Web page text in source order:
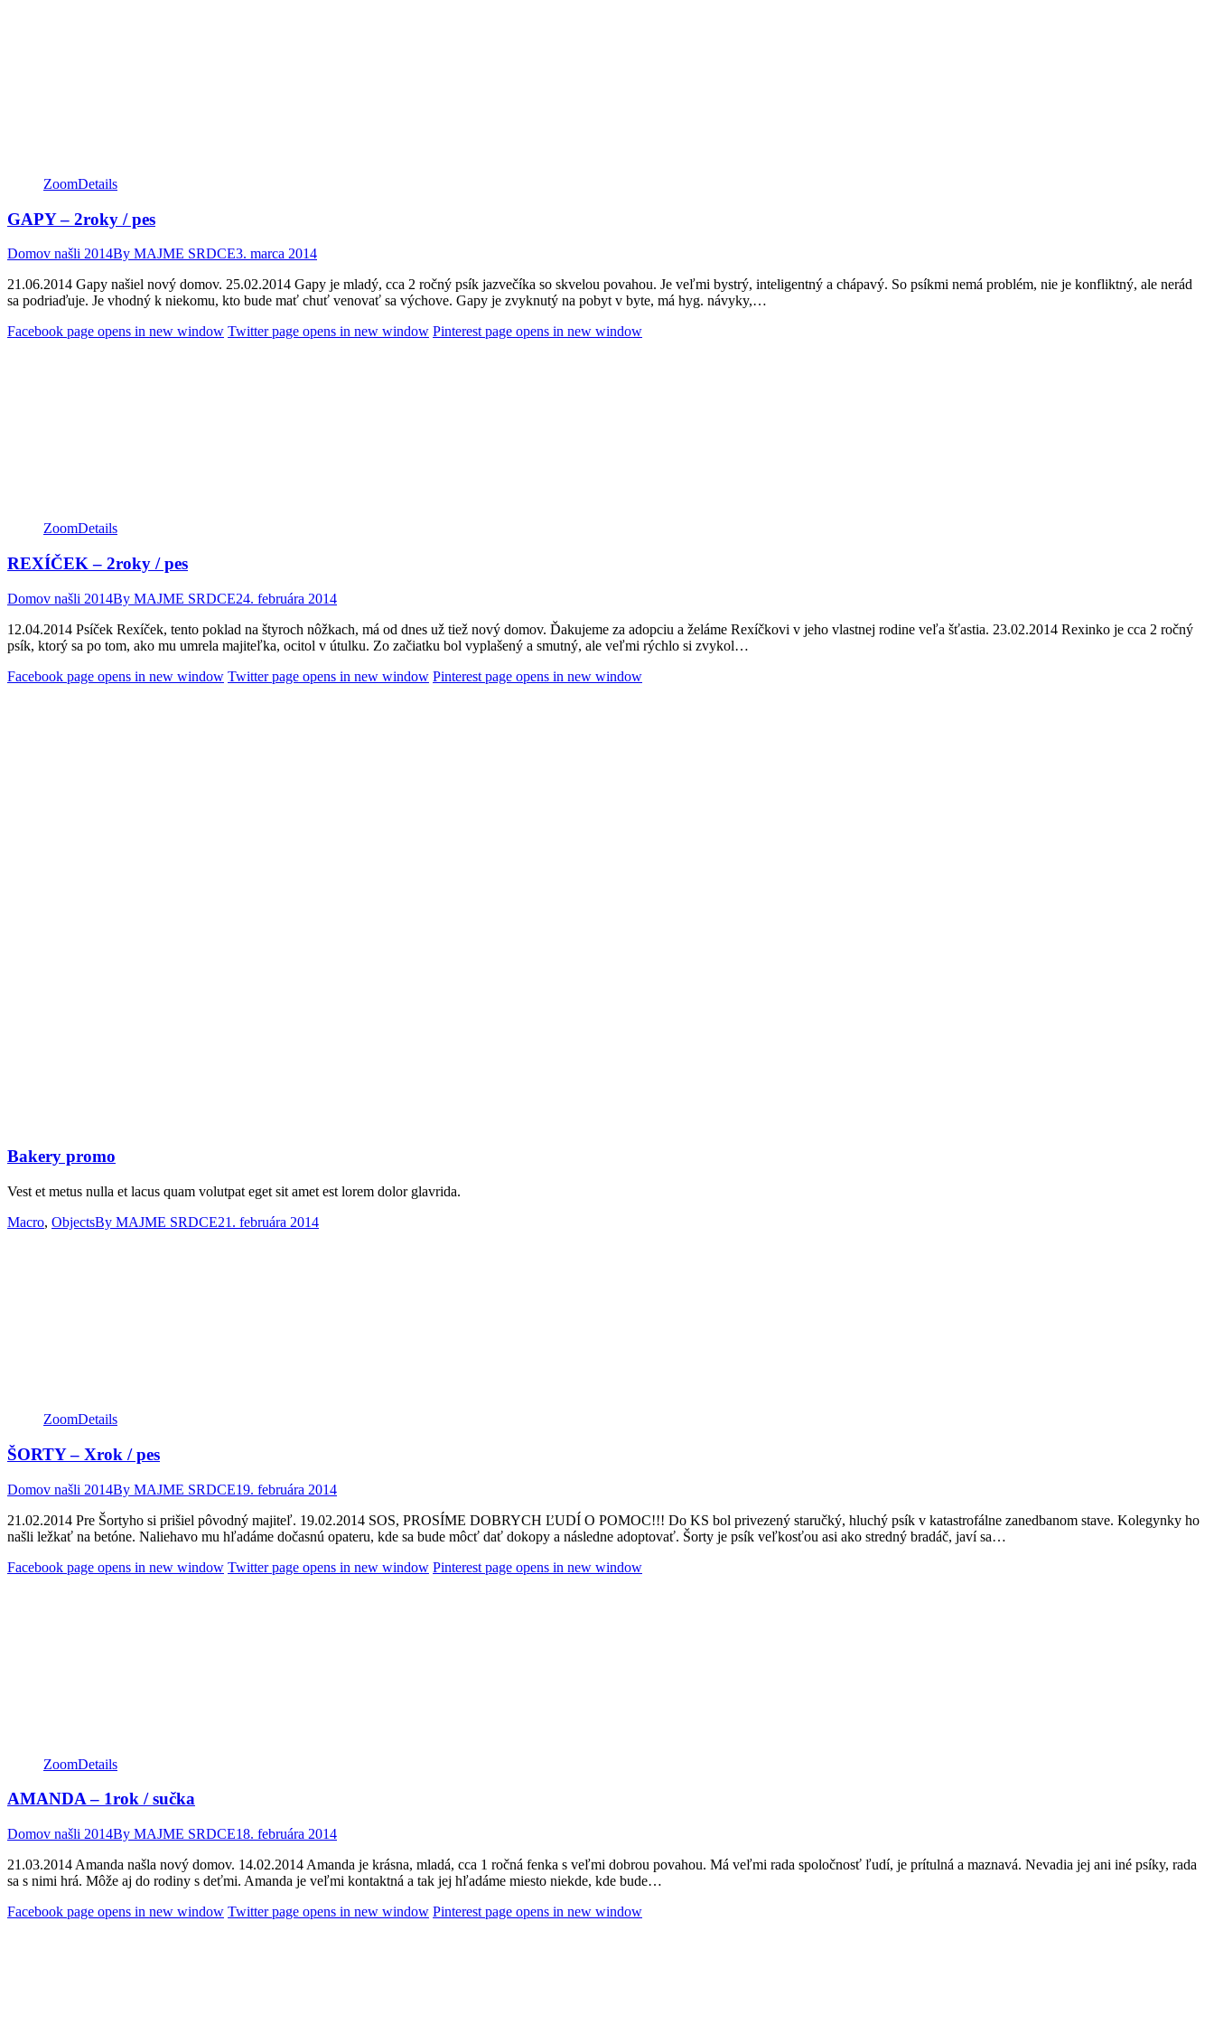
ZoomDetails
GAPY – 2roky / pes
Domov našli 2014By MAJME SRDCE3. marca 2014
21.06.2014 Gapy našiel nový domov. 25.02.2014 Gapy je mladý, cca 2 ročný psík jazvečíka so skvelou povahou. Je veľmi bystrý, inteligentný a chápavý. So psíkmi nemá problém, nie je konfliktný, ale nerád
sa podriaďuje. Je vhodný k niekomu, kto bude mať chuť venovať sa výchove. Gapy je zvyknutý na pobyt v byte, má hyg. návyky,…
Facebook page opens in new window Twitter page opens in new window Pinterest page opens in new window
ZoomDetails
REXÍČEK – 2roky / pes
Domov našli 2014By MAJME SRDCE24. februára 2014
12.04.2014 Psíček Rexíček, tento poklad na štyroch nôžkach, má od dnes už tiež nový domov. Ďakujeme za adopciu a želáme Rexíčkovi v jeho vlastnej rodine veľa šťastia. 23.02.2014 Rexinko je cca 2 ročný
psík, ktorý sa po tom, ako mu umrela majiteľka, ocitol v útulku. Zo začiatku bol vyplašený a smutný, ale veľmi rýchlo si zvykol…
Facebook page opens in new window Twitter page opens in new window Pinterest page opens in new window
Bakery promo
Vest et metus nulla et lacus quam volutpat eget sit amet est lorem dolor glavrida.
Macro, ObjectsBy MAJME SRDCE21. februára 2014
ZoomDetails
ŠORTY – Xrok / pes
Domov našli 2014By MAJME SRDCE19. februára 2014
21.02.2014 Pre Šortyho si prišiel pôvodný majiteľ. 19.02.2014 SOS, PROSÍME DOBRYCH ĽUDÍ O POMOC!!! Do KS bol privezený staručký, hluchý psík v katastrofálne zanedbanom stave. Kolegynky ho
našli ležkať na betóne. Naliehavo mu hľadáme dočasnú opateru, kde sa bude môcť dať dokopy a následne adoptovať. Šorty je psík veľkosťou asi ako stredný bradáč, javí sa…
Facebook page opens in new window Twitter page opens in new window Pinterest page opens in new window
ZoomDetails
AMANDA – 1rok / sučka
Domov našli 2014By MAJME SRDCE18. februára 2014
21.03.2014 Amanda našla nový domov. 14.02.2014 Amanda je krásna, mladá, cca 1 ročná fenka s veľmi dobrou povahou. Má veľmi rada spoločnosť ľudí, je prítulná a maznavá. Nevadia jej ani iné psíky, rada
sa s nimi hrá. Môže aj do rodiny s deťmi. Amanda je veľmi kontaktná a tak jej hľadáme miesto niekde, kde bude…
Facebook page opens in new window Twitter page opens in new window Pinterest page opens in new window